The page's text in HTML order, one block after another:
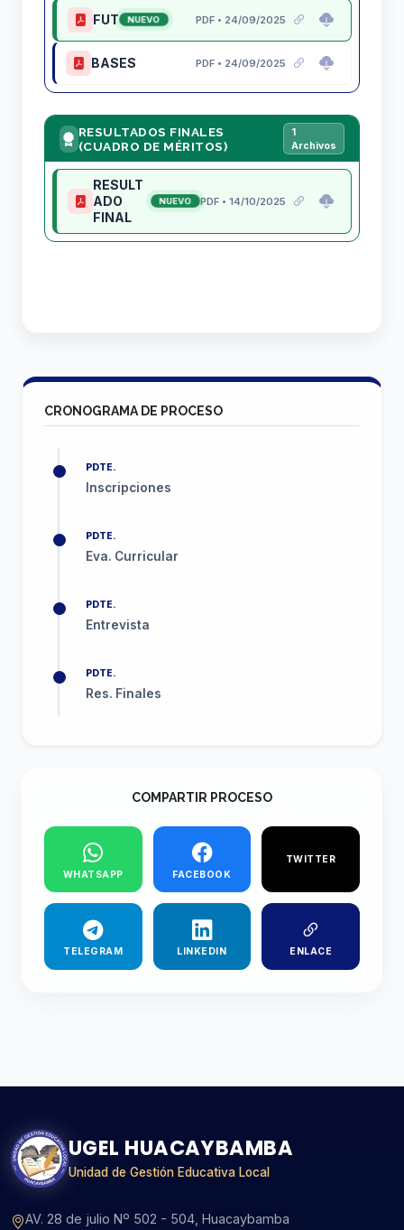
FUT NUEVO PDF • 24/09/2025
BASES PDF • 24/09/2025
RESULTADOS FINALES
(CUADRO DE MÉRITOS)
1
Archivos
RESULT
ADO
FINAL
NUEVO PDF • 14/10/2025
CRONOGRAMA DE PROCESO
PDTE.
Inscripciones
PDTE.
Eva. Curricular
PDTE.
Entrevista
PDTE.
Res. Finales
COMPARTIR PROCESO
WHATSAPP FACEBOOK
TWITTER
TELEGRAM LINKEDIN ENLACE
UGEL HUACAYBAMBA
Unidad de Gestión Educativa Local
AV. 28 de julio Nº 502 - 504, Huacaybamba